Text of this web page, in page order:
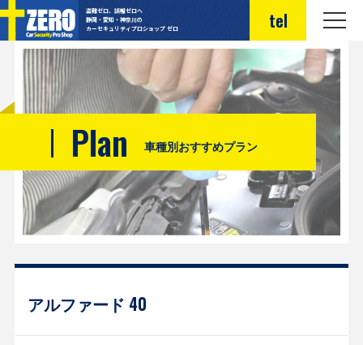
盗難ゼロ、誤報ゼロへ
静岡・愛知・神奈川の
カーセキュリティプロショップ ゼロ
tel
Plan 車種別おすすめプラン
アルファード 40